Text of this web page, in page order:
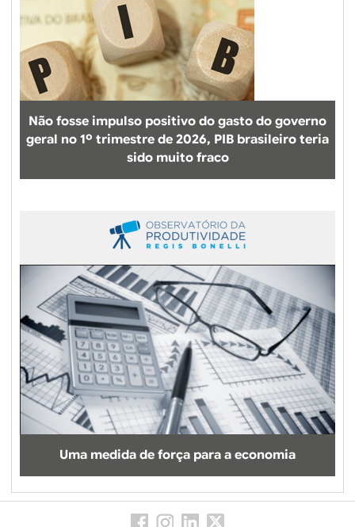
Não fosse impulso positivo do gasto do governo
geral no 1º trimestre de 2026, PIB brasileiro teria
sido muito fraco
Uma medida de força para a economia